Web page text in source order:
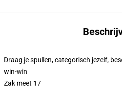
Draag je spullen, categorisch jezelf,
win-win
Zak meet 17